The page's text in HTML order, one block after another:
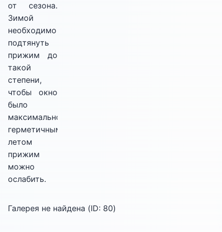
от сезона.
Зимой
необходимо
подтянуть
прижим до
такой
степени,
чтобы окно
было
максимально
герметичным,
летом
прижим
можно
ослабить.
Галерея не найдена (ID: 80)